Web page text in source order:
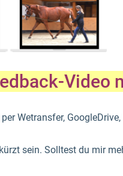
Video
Wetransfer,
sein. Solltest du mir